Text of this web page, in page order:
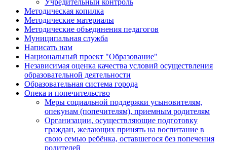
Методическая копилка
Методические материалы
Методические объединения педагогов
Муниципальная служба
Написать нам
Национальный проект "Образование"
Независимая оценка качества условий осуществления
образовательной деятельности
Образовательная система города
Опека и попечительство
Меры социальной поддержки усыновителям,
опекунам (попечителям), приемным родителям
Организации, осуществляющие подготовку
граждан, желающих принять на воспитание в
свою семью ребёнка, оставшегося без попечения
родителей